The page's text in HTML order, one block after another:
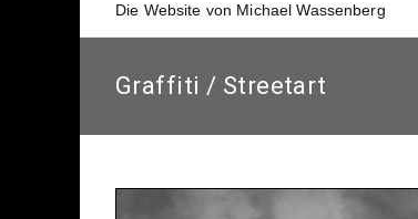
Die Website von Michael Wassenberg
Graffiti / Streetart